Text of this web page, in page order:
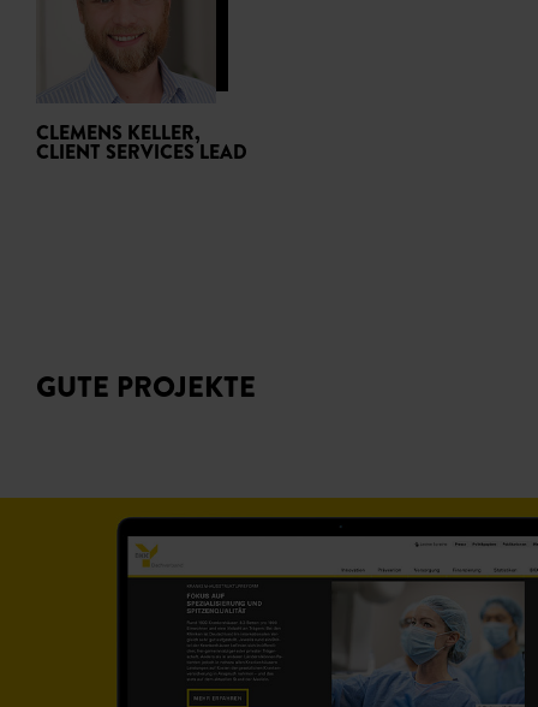
CLEMENS KELLER,
CLIENT SERVICES LEAD
GUTE PROJEKTE